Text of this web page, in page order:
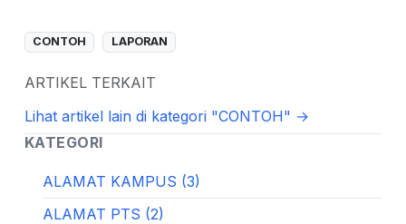
CONTOH LAPORAN
ARTIKEL TERKAIT
Lihat artikel lain di kategori "CONTOH" →
KATEGORI
ALAMAT KAMPUS (3)
ALAMAT PTS (2)